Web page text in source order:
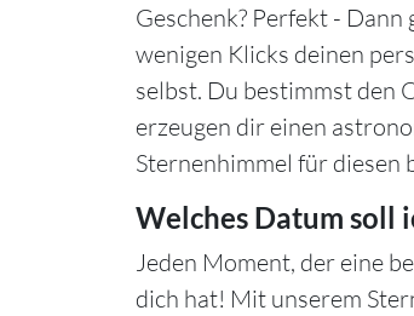
Geschenk? Perfekt -
wenigen Klicks deinen
selbst. Du bestimmst den
erzeugen dir einen
Sternenhimmel für diesen
Welches Datum soll
Jeden Moment, der eine
dich hat! Mit unserem